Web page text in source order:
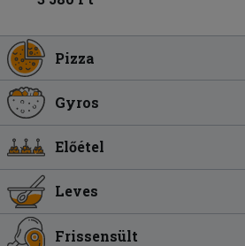
Pizza
Gyros
Előétel
Leves
Frissensült